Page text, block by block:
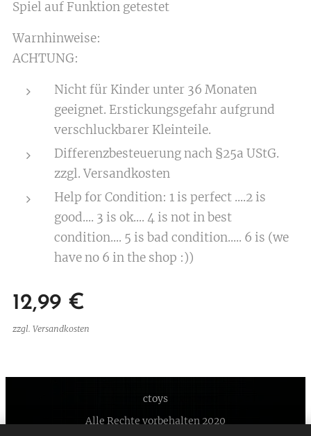
Spiel auf Funktion getestet
Warnhinweise:
ACHTUNG:
Nicht für Kinder unter 36 Monaten
geeignet. Erstickungsgefahr aufgrund
verschluckbarer Kleinteile.
Differenzbesteuerung nach §25a UStG.
zzgl. Versandkosten
Help for Condition: 1 is perfect ....2 is
good.... 3 is ok.... 4 is not in best
condition.... 5 is bad condition..... 6 is (we
have no 6 in the shop :))
12,99 €
zzgl. Versandkosten
ctoys
Alle Rechte vorbehalten 2020